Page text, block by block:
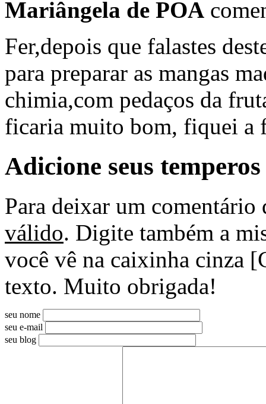
Mariângela de POA
Fer,depois que falastes
para preparar as mangas
chimia,com pedaços da
ficaria muito bom, fiquei a
Adicione seus temperos
Para deixar um
válido. Digite também a
você vê na caixinha cinza
texto. Muito obrigada!
seu nome
seu e-mail
seu blog